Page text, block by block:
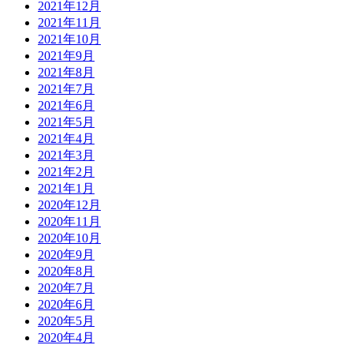
2021年12月
2021年11月
2021年10月
2021年9月
2021年8月
2021年7月
2021年6月
2021年5月
2021年4月
2021年3月
2021年2月
2021年1月
2020年12月
2020年11月
2020年10月
2020年9月
2020年8月
2020年7月
2020年6月
2020年5月
2020年4月